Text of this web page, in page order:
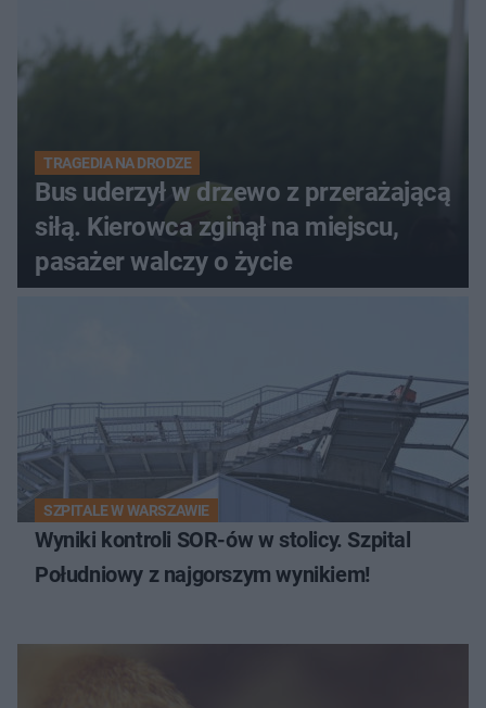
TRAGEDIA NA DRODZE
Bus uderzył w drzewo z przerażającą
siłą. Kierowca zginął na miejscu,
pasażer walczy o życie
SZPITALE W WARSZAWIE
Wyniki kontroli SOR-ów w stolicy. Szpital
Południowy z najgorszym wynikiem!